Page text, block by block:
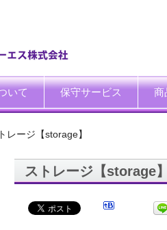
いて 保守サービス 商
レージ【storage】
ストレージ【storage】